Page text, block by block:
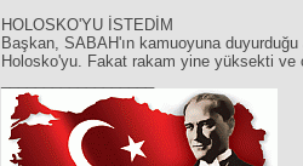
HOLOSKO'YU İSTEDİM
Başkan, SABAH'ın kamuoyuna
Holosko'yu. Fakat rakam yine yüksekti ve